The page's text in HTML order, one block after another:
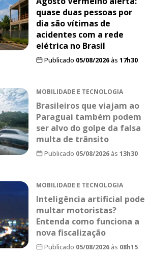
quase duas pessoas por
dia são vítimas de
acidentes com a rede
elétrica no Brasil
Publicado 05/08/2026às 17h30
MOBILIDADE E TECNOLOGIA
Brasileiros que viajam ao
Paraguai também podem
ser alvo do golpe da falsa
multa de trânsito
Publicado 05/08/2026às 13h30
MOBILIDADE E TECNOLOGIA
Inteligência artificial pode
multar motoristas?
Entenda como funciona a
nova fiscalização
Publicado 05/08/2026às 08h15